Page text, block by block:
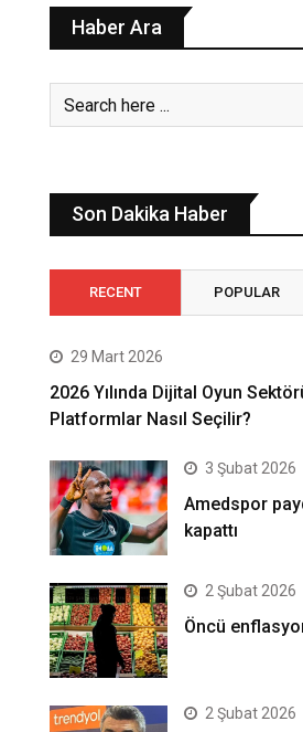
Haber Ara
Son Dakika Haber
RECENT POPULAR
29 Mart 2026
2026 Yılında Dijital Oyun
Platformlar Nasıl Seçilir?
3 Şubat 2026
Amedspor
kapattı
2 Şubat 2026
Öncü
2 Şubat 2026